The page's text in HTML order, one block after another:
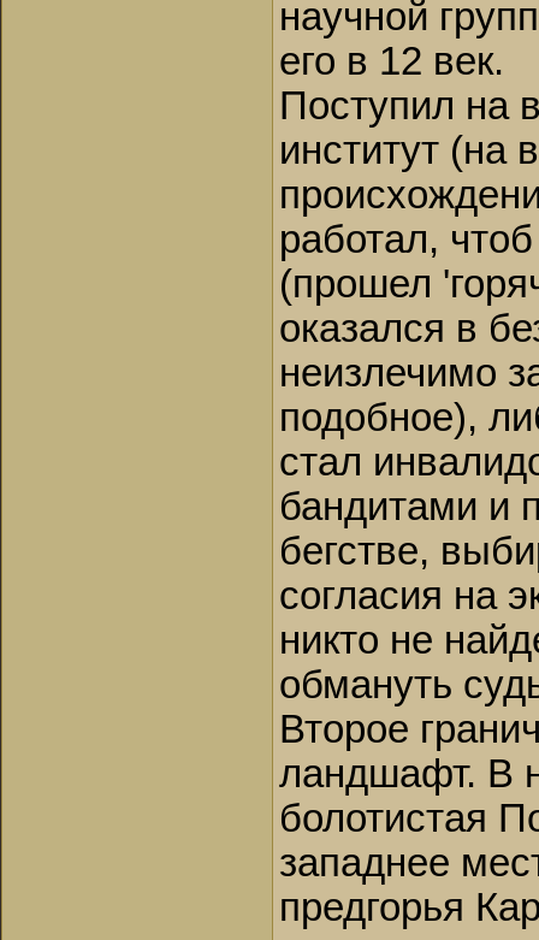
научной
его в 12 век.
Поступил на
институт (на
работал,
(прошел
оказался в
неизлечимо
подобное),
стал
бандитами и
бегстве,
согласия на
никто не
обмануть
Второе
ландшафт. В
болотистая
западнее
предгорья